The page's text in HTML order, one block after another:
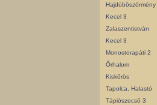
Hajdúböszörmény
Kecel 3
Zalaszentistván
Kecel 3
Monostorapáti 2
Õrhalom
Kiskõrös
Tapolca, Halastó
Tápiószecsõ 3